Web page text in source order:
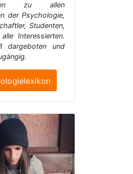
zu allen
der Psychologie,
Studenten,
Interessierten.
dargeboten und